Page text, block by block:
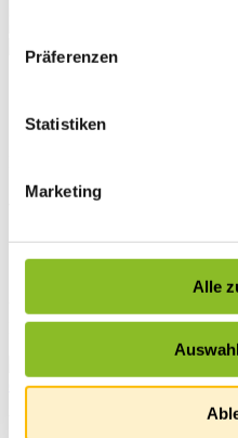
Präferenzen
Statistiken
Marketing
Alle
News
Unterschrift
Von 19. bis 26. September 2022
Rathaus oder online
Volksbegehren können ganz